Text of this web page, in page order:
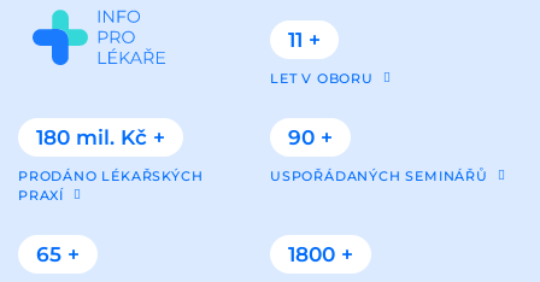
11 +
LET V OBORU
180 mil. Kč +
PRODÁNO LÉKAŘSKÝCH
PRAXÍ
90 +
USPOŘÁDANÝCH SEMINÁŘŮ
65 + 1800 +